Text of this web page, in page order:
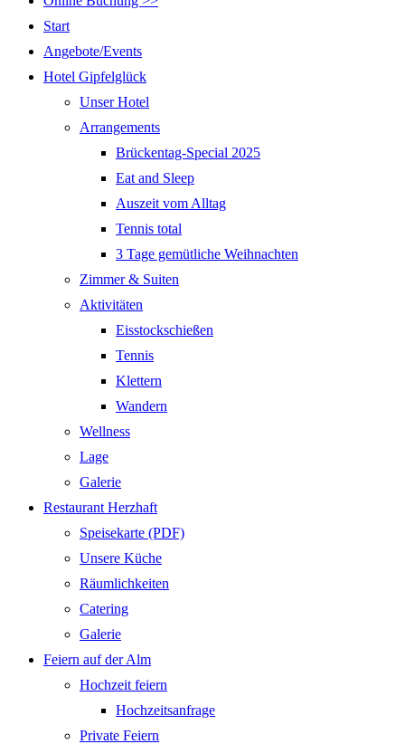
Start
Angebote/Events
Hotel Gipfelglück
Unser Hotel
Arrangements
Brückentag-Special 2025
Eat and Sleep
Auszeit vom Alltag
Tennis total
3 Tage gemütliche Weihnachten
Zimmer & Suiten
Aktivitäten
Eisstockschießen
Tennis
Klettern
Wandern
Wellness
Lage
Galerie
Restaurant Herzhaft
Speisekarte (PDF)
Unsere Küche
Räumlichkeiten
Catering
Galerie
Feiern auf der Alm
Hochzeit feiern
Hochzeitsanfrage
Private Feiern